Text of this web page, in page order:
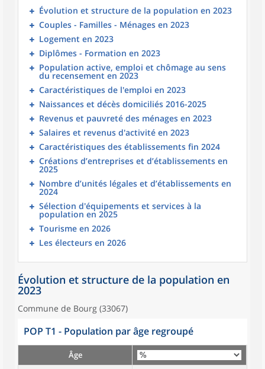
Évolution et structure de la population en 2023
Couples - Familles - Ménages en 2023
Logement en 2023
Diplômes - Formation en 2023
Population active, emploi et chômage au sens
du recensement en 2023
Caractéristiques de l'emploi en 2023
Naissances et décès domiciliés 2016-2025
Revenus et pauvreté des ménages en 2023
Salaires et revenus d'activité en 2023
Caractéristiques des établissements fin 2024
Créations d’entreprises et d’établissements en
2025
Nombre d’unités légales et d’établissements en
2024
Sélection d'équipements et services à la
population en 2025
Tourisme en 2026
Les électeurs en 2026
Évolution et structure de la population en
2023
Commune de Bourg (33067)
POP T1 - Population par âge regroupé
Âge